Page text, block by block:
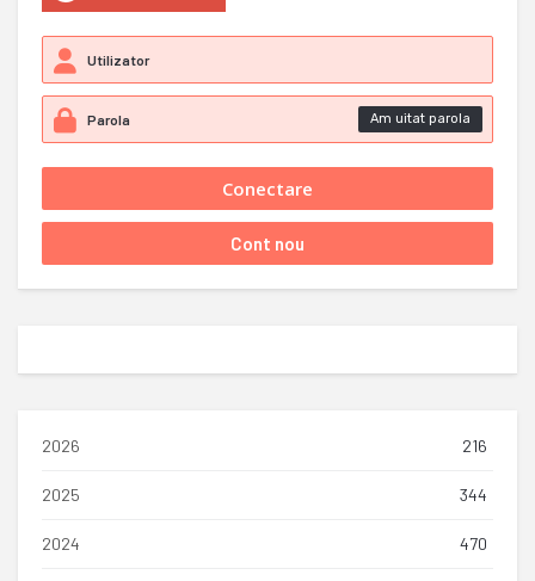
Am uitat parola
2026 216
2025 344
2024 470